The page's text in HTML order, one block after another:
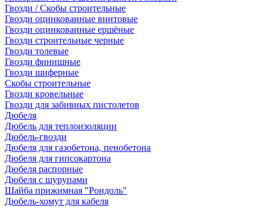
Гвозди / Скобы строительные
Гвозди оцинкованные винтовые
Гвозди оцинкованные ершёные
Гвозди строительные черные
Гвозди толевые
Гвозди финишные
Гвозди шиферные
Скобы строительные
Гвозди кровельные
Гвозди для забивных пистолетов
Дюбеля
Дюбель для теплоизоляции
Дюбель-гвозди
Дюбеля для газобетона, пенобетона
Дюбеля для гипсокартона
Дюбеля распорные
Дюбеля с шурупами
Шайба прижимная "Рондоль"
Дюбель-хомут для кабеля